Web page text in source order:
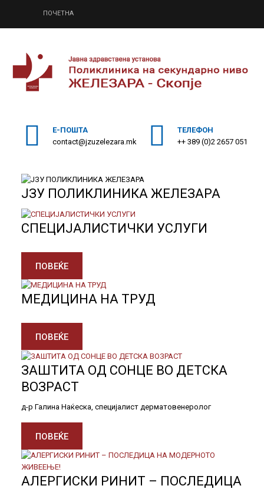
ПОЧЕТНА
ЗА НАС
МЕДИЦИНА НА ТРУД
ОДНОСИ СО ЈАВНОСТ
КОНТАКТ
ПОЧЕТНА
Е-ПОШТА
contact@jzuzelezara.mk
ТЕЛЕФОН
++ 389 (0)2 2657 051
Пребарајтена нашата веб страна
ЈЗУ ПОЛИКЛИНИКА ЖЕЛЕЗАРА
СПЕЦИЈАЛИСТИЧКИ УСЛУГИ
ПОВЕЌЕ
МЕДИЦИНА НА ТРУД
ПОВЕЌЕ
ЗАШТИТА ОД СОНЦЕ ВО ДЕТСКА
ВОЗРАСТ
д-р Галина Наќеска, специјалист дерматовенеролог
ПОВЕЌЕ
АЛЕРГИСКИ РИНИТ – ПОСЛЕДИЦА